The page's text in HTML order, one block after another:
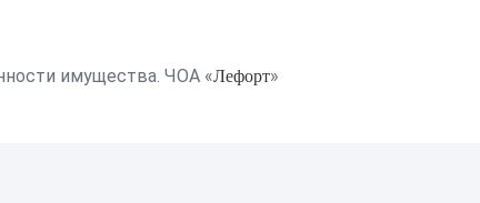
имущества. ЧОА «Лефорт»